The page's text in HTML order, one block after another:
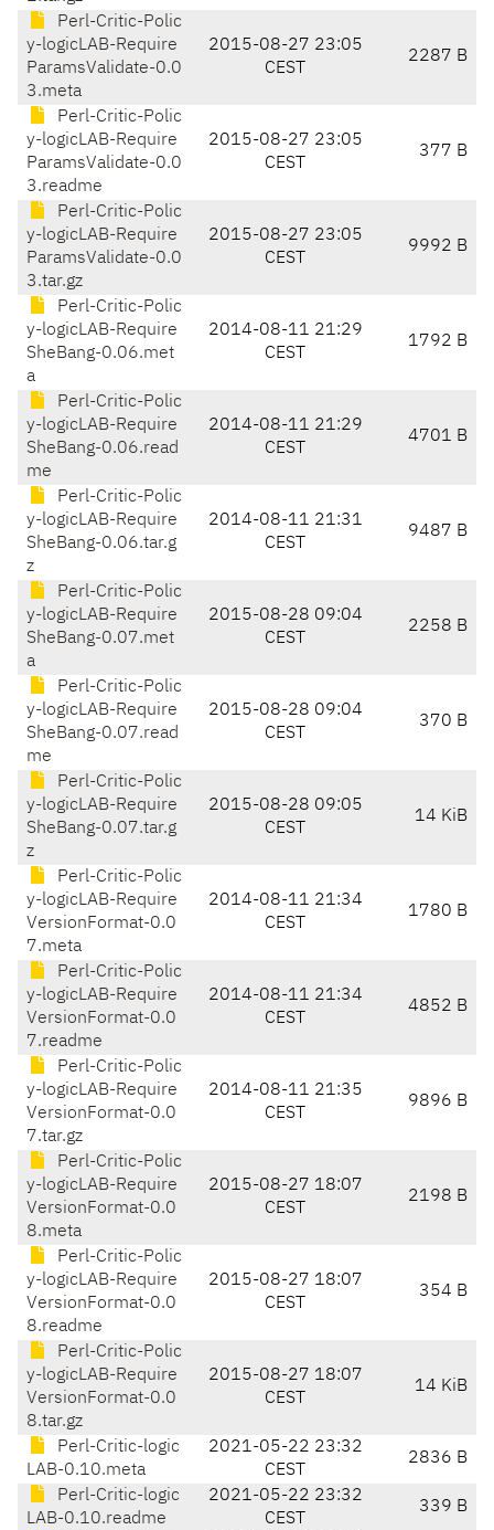
Perl-Critic-Polic
y-logicLAB-Require
ParamsValidate-0.0
3.meta
2015-08-27 23:05
CEST
2287 B
Perl-Critic-Polic
y-logicLAB-Require
ParamsValidate-0.0
3.readme
2015-08-27 23:05
CEST
377 B
Perl-Critic-Polic
y-logicLAB-Require
ParamsValidate-0.0
3.tar.gz
2015-08-27 23:05
CEST
9992 B
Perl-Critic-Polic
y-logicLAB-Require
SheBang-0.06.met
a
2014-08-11 21:29
CEST
1792 B
Perl-Critic-Polic
y-logicLAB-Require
SheBang-0.06.read
me
2014-08-11 21:29
CEST
4701 B
Perl-Critic-Polic
y-logicLAB-Require
SheBang-0.06.tar.g
z
2014-08-11 21:31
CEST
9487 B
Perl-Critic-Polic
y-logicLAB-Require
SheBang-0.07.met
a
2015-08-28 09:04
CEST
2258 B
Perl-Critic-Polic
y-logicLAB-Require
SheBang-0.07.read
me
2015-08-28 09:04
CEST
370 B
Perl-Critic-Polic
y-logicLAB-Require
SheBang-0.07.tar.g
z
2015-08-28 09:05
CEST
14 KiB
Perl-Critic-Polic
y-logicLAB-Require
VersionFormat-0.0
7.meta
2014-08-11 21:34
CEST
1780 B
Perl-Critic-Polic
y-logicLAB-Require
VersionFormat-0.0
7.readme
2014-08-11 21:34
CEST
4852 B
Perl-Critic-Polic
y-logicLAB-Require
VersionFormat-0.0
7.tar.gz
2014-08-11 21:35
CEST
9896 B
Perl-Critic-Polic
y-logicLAB-Require
VersionFormat-0.0
8.meta
2015-08-27 18:07
CEST
2198 B
Perl-Critic-Polic
y-logicLAB-Require
VersionFormat-0.0
8.readme
2015-08-27 18:07
CEST
354 B
Perl-Critic-Polic
y-logicLAB-Require
VersionFormat-0.0
8.tar.gz
2015-08-27 18:07
CEST
14 KiB
Perl-Critic-logic
LAB-0.10.meta
2021-05-22 23:32
CEST
2836 B
Perl-Critic-logic
LAB-0.10.readme
2021-05-22 23:32
CEST
339 B